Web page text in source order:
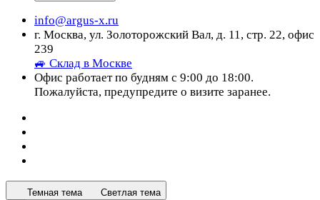
info@argus-x.ru
г. Москва, ул. Золоторожский Вал, д. 11, стр. 22, офис
239
🚙 Склад в Москве
Офис работает по будням с 9:00 до 18:00.
Пожалуйста, предупредите о визите заранее.
Темная тема Светлая тема